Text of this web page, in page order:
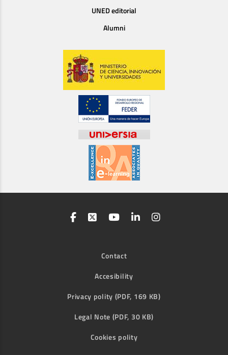
UNED editorial
Alumni
Contact
Accesibility
Privacy polity (PDF, 169 KB)
Legal Note (PDF, 30 KB)
Cookies polity